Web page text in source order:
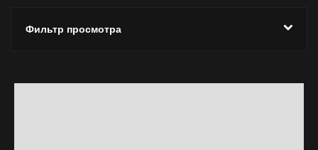
Фильтр просмотра